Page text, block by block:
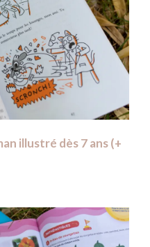
illustré dès 7 ans (+